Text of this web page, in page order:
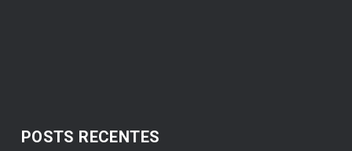
POSTS RECENTES